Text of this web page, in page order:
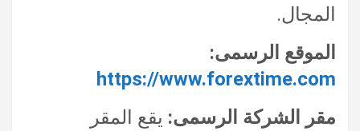
المجال.
الموقع الرسمى:
https://www.forextime.com
مقر الشركة الرسمى: يقع المقر